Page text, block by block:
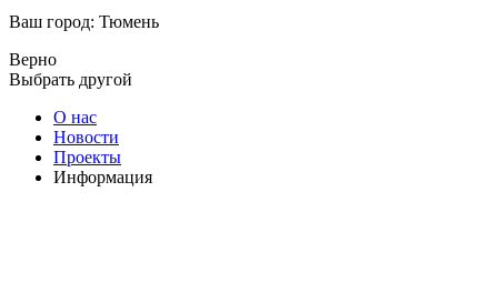
Ваш город: Тюмень
Верно
Выбрать другой
О нас
Новости
Проекты
Информация